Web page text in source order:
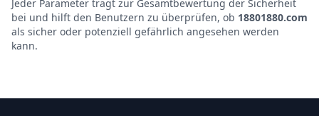
Jeder Parameter trägt zur Gesamtbewertung der Sicherheit
bei und hilft den Benutzern zu überprüfen, ob 18801880.com
als sicher oder potenziell gefährlich angesehen werden
kann.